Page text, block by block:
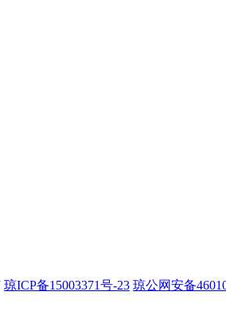
琼ICP备15003371号-23 琼公网安备